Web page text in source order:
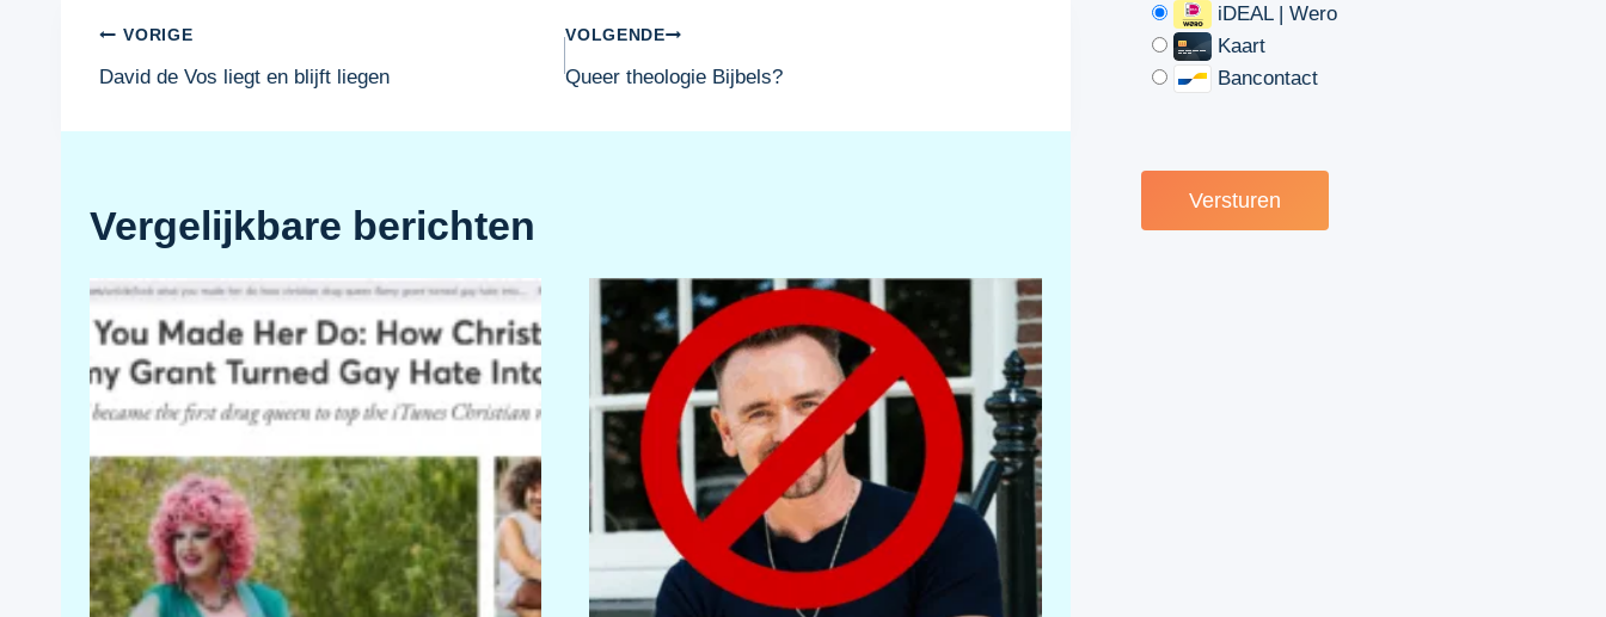
Bericht
navigatie
VORIGE
David de Vos liegt en blijft liegen
VOLGENDE
Queer theologie Bijbels?
Vergelijkbare berichten
iDEAL | Wero
Kaart
Bancontact
Versturen